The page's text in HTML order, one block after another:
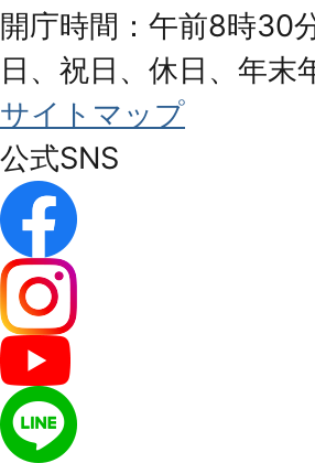
開庁時間：午前8時30
日、祝日、休日、年末
サイトマップ
公式SNS